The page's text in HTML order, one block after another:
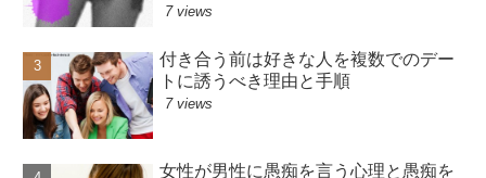
7 views
付き合う前は好きな人を複数でのデー
トに誘うべき理由と手順
7 views
女性が男性に愚痴を言う心理と愚痴を